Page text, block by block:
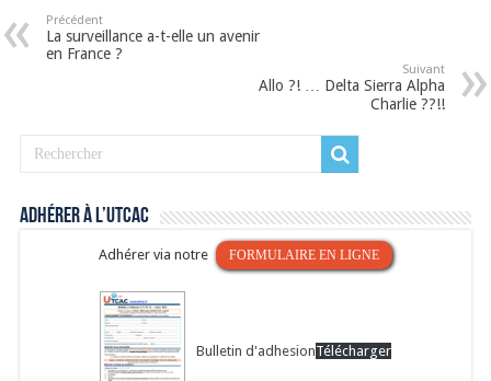
Précédent
La surveillance a-t-elle un avenir
en France ?
Suivant
Allo ?! … Delta Sierra Alpha
Charlie ??!!
Adhérer à l’UTCAC
Adhérer via notre FORMULAIRE EN LIGNE
Bulletin d'adhesionTélécharger